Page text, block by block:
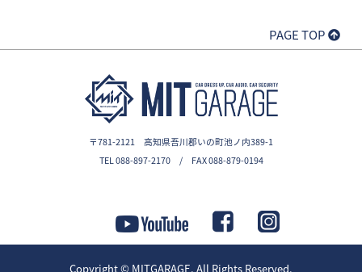
PAGE TOP
〒781-2121 高知県吾川郡いの町池ノ内389-1
TEL 088-897-2170 / FAX 088-879-0194
Copyright © MITGARAGE. All Rights Reserved.